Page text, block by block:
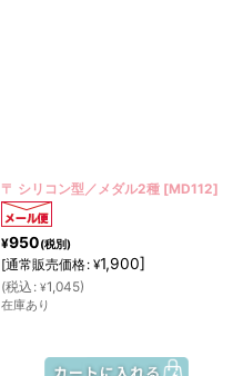
〒 シリコン型／メダル2種 [MD112]
¥950(税別)
[通常販売価格: ¥1,900]
(税込 : ¥1,045)
在庫あり